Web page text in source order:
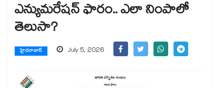
ఎన్యుమరేషన్ ఫారం.. ఎలా నింపాలో
తెలుసా?
హైదరాబాద్ July 5, 2026